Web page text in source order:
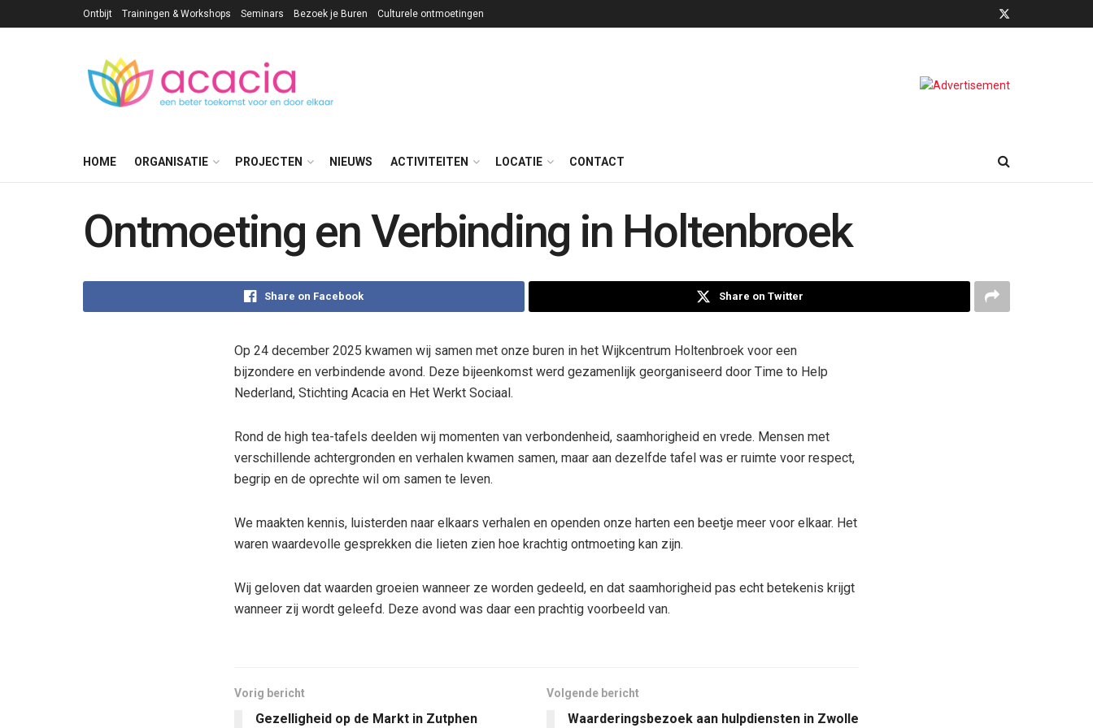
Ontbijt Trainingen & Workshops Seminars Bezoek je Buren Culturele ontmoetingen
HOME ORGANISATIE PROJECTEN NIEUWS ACTIVITEITEN LOCATIE CONTACT
Ontmoeting en Verbinding in Holtenbroek
Share on Facebook Share on Twitter
Op 24 december 2025 kwamen wij samen met onze buren in het Wijkcentrum Holtenbroek voor een
bijzondere en verbindende avond. Deze bijeenkomst werd gezamenlijk georganiseerd door Time to Help
Nederland, Stichting Acacia en Het Werkt Sociaal.
Rond de high tea-tafels deelden wij momenten van verbondenheid, saamhorigheid en vrede. Mensen met
verschillende achtergronden en verhalen kwamen samen, maar aan dezelfde tafel was er ruimte voor respect,
begrip en de oprechte wil om samen te leven.
We maakten kennis, luisterden naar elkaars verhalen en openden onze harten een beetje meer voor elkaar. Het
waren waardevolle gesprekken die lieten zien hoe krachtig ontmoeting kan zijn.
Wij geloven dat waarden groeien wanneer ze worden gedeeld, en dat saamhorigheid pas echt betekenis krijgt
wanneer zij wordt geleefd. Deze avond was daar een prachtig voorbeeld van.
Vorig bericht
Gezelligheid op de Markt in Zutphen
Volgende bericht
Waarderingsbezoek aan hulpdiensten in Zwolle